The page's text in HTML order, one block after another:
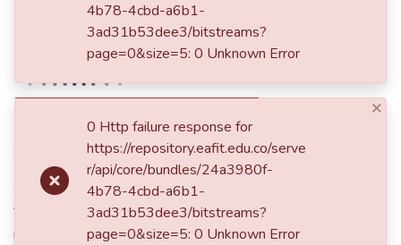
Laguito entre el Bloque 3 y
Bloque 26
Publisher
Sin identificar
Abstract
Vista frontal del lago ubicado entre los bloques 3 y 26 ,
rodeado de zonas verdes. Al fondo se destaca un
4b78-4cbd-a6b1-
3ad31b53dee3/bitstreams?
page=0&size=5: 0 Unknown Error
×
0 Http failure response for
https://repository.eafit.edu.co/serve
r/api/core/bundles/24a3980f-
4b78-4cbd-a6b1-
3ad31b53dee3/bitstreams?
page=0&size=5: 0 Unknown Error